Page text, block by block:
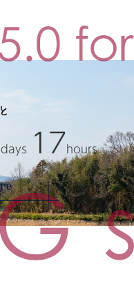
days 17hours